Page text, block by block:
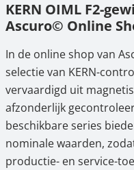
KERN OIML F2-
Ascuro© Online
In de online shop van
selectie van KERN-
vervaardigd uit
afzonderlijk
beschikbare series
nominale waarden,
productie- en service-